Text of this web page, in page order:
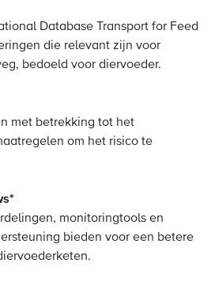
Database Transport for Feed
die relevant zijn voor
bedoeld voor diervoeder.
met betrekking tot het
om het risico te
monitoringtools en
bieden voor een betere